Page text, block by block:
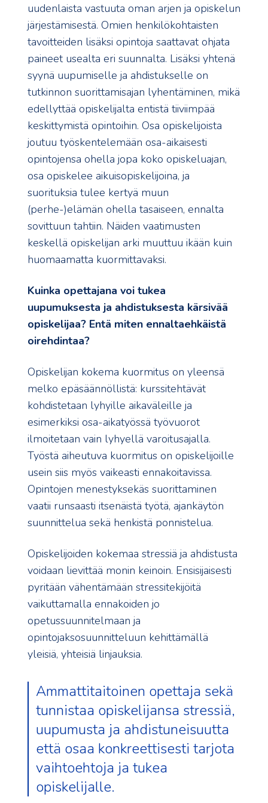
uudenlaista vastuuta oman arjen ja opiskelun
järjestämisestä. Omien henkilökohtaisten
tavoitteiden lisäksi opintoja saattavat ohjata
paineet usealta eri suunnalta. Lisäksi yhtenä
syynä uupumiselle ja ahdistukselle on
tutkinnon suorittamisajan lyhentäminen, mikä
edellyttää opiskelijalta entistä tiiviimpää
keskittymistä opintoihin. Osa opiskelijoista
joutuu työskentelemään osa-aikaisesti
opintojensa ohella jopa koko opiskeluajan,
osa opiskelee aikuisopiskelijoina, ja
suorituksia tulee kertyä muun
(perhe-)elämän ohella tasaiseen, ennalta
sovittuun tahtiin. Näiden vaatimusten
keskellä opiskelijan arki muuttuu ikään kuin
huomaamatta kuormittavaksi.
Kuinka opettajana voi tukea
uupumuksesta ja ahdistuksesta kärsivää
opiskelijaa? Entä miten ennaltaehkäistä
oirehdintaa?
Opiskelijan kokema kuormitus on yleensä
melko epäsäännöllistä: kurssitehtävät
kohdistetaan lyhyille aikaväleille ja
esimerkiksi osa-aikatyössä työvuorot
ilmoitetaan vain lyhyellä varoitusajalla.
Työstä aiheutuva kuormitus on opiskelijoille
usein siis myös vaikeasti ennakoitavissa.
Opintojen menestyksekäs suorittaminen
vaatii runsaasti itsenäistä työtä, ajankäytön
suunnittelua sekä henkistä ponnistelua.
Opiskelijoiden kokemaa stressiä ja ahdistusta
voidaan lievittää monin keinoin. Ensisijaisesti
pyritään vähentämään stressitekijöitä
vaikuttamalla ennakoiden jo
opetussuunnitelmaan ja
opintojaksosuunnitteluun kehittämällä
yleisiä, yhteisiä linjauksia.
Ammattitaitoinen opettaja sekä
tunnistaa opiskelijansa stressiä,
uupumusta ja ahdistuneisuutta
että osaa konkreettisesti tarjota
vaihtoehtoja ja tukea
opiskelijalle.